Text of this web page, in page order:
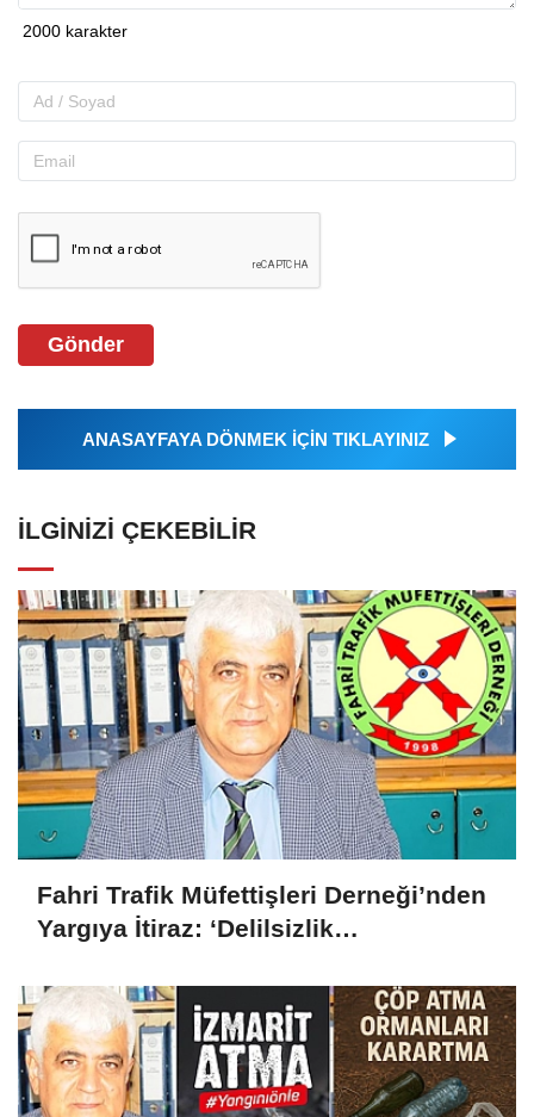
Gönder
ANASAYFAYA DÖNMEK İÇİN TIKLAYINIZ
İLGINIZI ÇEKEBILIR
Fahri Trafik Müfettişleri Derneği’nden
Yargıya İtiraz: ‘Delilsizlik
Hukuksuzdur’